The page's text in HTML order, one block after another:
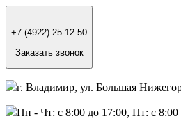
+7 (4922) 25-12-50
Заказать звонок
г. Владимир, ул. Большая
Пн - Чт: с 8:00 до 17:00, Пт: с 8:00